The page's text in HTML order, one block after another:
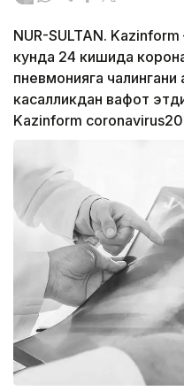
NUR-SULTAN. Kazinform
кунда 24 кишида
пневмонияга
касалликдан вафот
Kazinform